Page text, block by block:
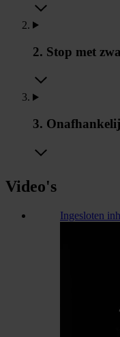
2. Stop met
3.
Video's
Ingesloten